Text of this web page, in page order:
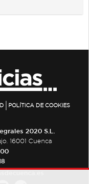
POLÍTICA DE COOKIES
2020 S.L.
16001 Cuenca